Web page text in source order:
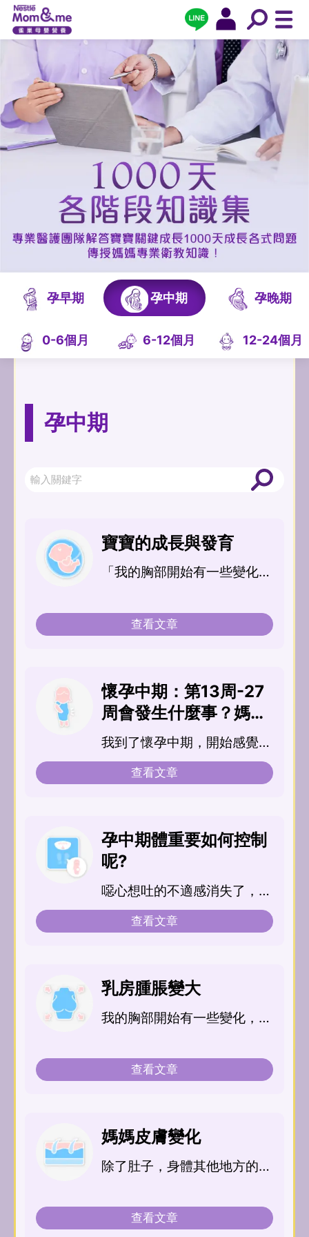
孕早期 孕中期 孕晚期
0-6個月 6-12個月 12-24個月
孕中期
寶寶的成長與發育
「我的胸部開始有一些變化，
改變…」
查看文章
懷孕中期：第13周-27
周會發生什麼事？媽咪
有什麼身體變化
我到了懷孕中期，開始感覺到
胎動，而先前懷孕的不適，如
孕吐...
查看文章
孕中期體重要如何控制
呢?
噁心想吐的不適感消失了，真
是太棒了！既然胃口變好，我
就要來享受許多美食...
查看文章
乳房腫脹變大
我的胸部開始有一些變化，不
變…
查看文章
媽媽皮膚變化
除了肚子，身體其他地方的皮
也變深，這是為什麼...
查看文章